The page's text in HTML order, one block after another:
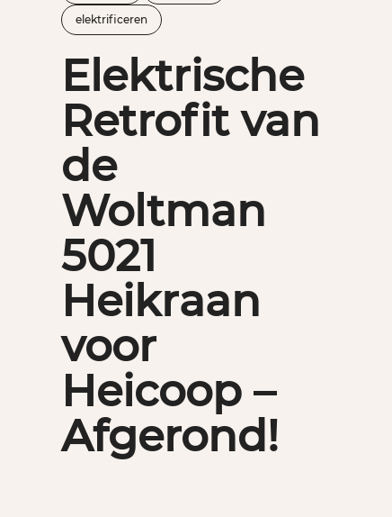
elektrificeren
Elektrische
Retrofit van
de
Woltman
5021
Heikraan
voor
Heicoop –
Afgerond!